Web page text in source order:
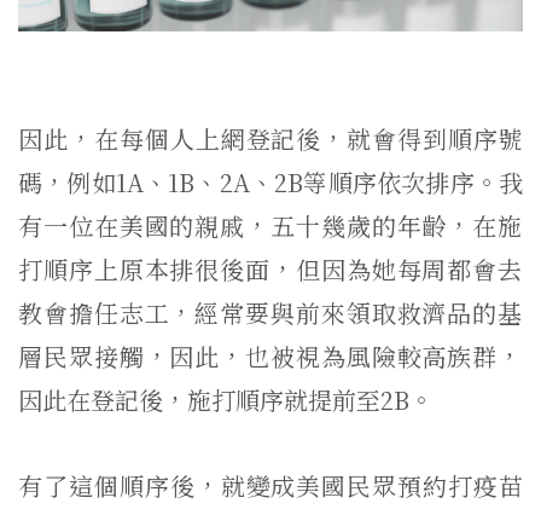
因此，在每個人上網登記後，就會得到順序號
碼，例如1A、 1B 、 2A、 2B等順序依次排序。我
有一位在美國的親戚， 五十幾歲的年齡，在施
打順序上原本排很後面， 但因為她每周都會去
教會擔任志工， 經常要與前來領取救濟品的基
層民眾接觸，因此， 也被視為風險較高族群，
因此在登記後，施打順序就提前至2B 。
有了這個順序後，就變成美國民眾預約打疫苗